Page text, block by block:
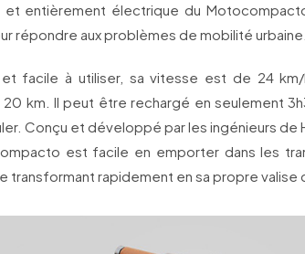
et entièrement électrique du
répondre aux problèmes de mobilité urbaine.
et facile à utiliser, sa vitesse est de 24
20 km. Il peut être rechargé en seulement
Conçu et développé par les ingénieurs de
est facile en emporter dans les
transformant rapidement en sa propre valise